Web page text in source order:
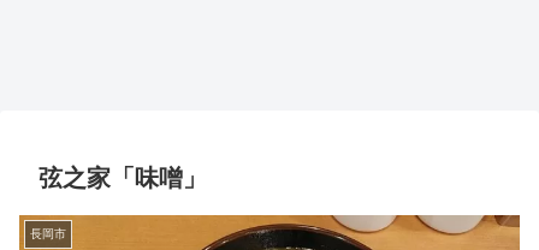
弦之家「味噌」
長岡市